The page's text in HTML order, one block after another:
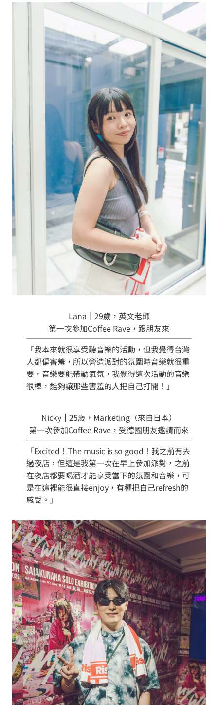
Lana ｜ 29歲，英文老師
第一次參加Coffee Rave，跟朋友來
「我本來就很享受聽音樂的活動，但我覺得台灣
人都偏害羞，所以營造派對的氛圍時音樂就很重
要，音樂要能帶動氣氛，我覺得這次活動的音樂
很棒，能夠讓那些害羞的人把自己打開！」
Nicky ｜ 25歲，Marketing（來自日本）
第一次參加Coffee Rave，受德國朋友邀請而來
「Excited！The music is so good！我之前有去
過夜店，但這是我第一次在早上參加派對，之前
在夜店都要喝酒才能享受當下的氛圍和音樂，可
是在這裡能很直接enjoy，有種把自己refresh的
感受。」